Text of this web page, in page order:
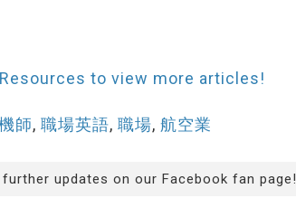
to view more articles!
師, 職場英語, 職場, 航空業
updates on our Facebook fan page!